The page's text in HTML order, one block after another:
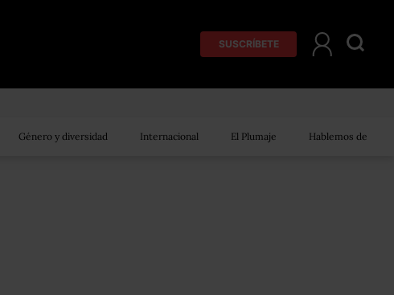
SUSCRÍBETE
Género y diversidad Internacional El Plumaje Hablemos de